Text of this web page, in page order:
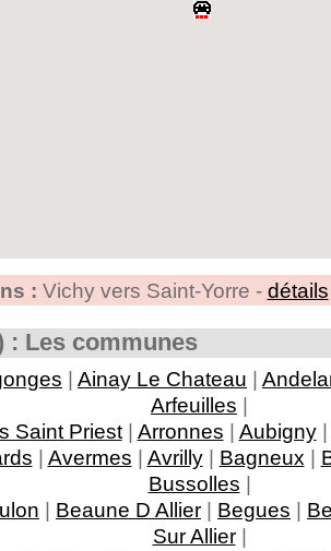
: Vichy vers Saint-Yorre - détails
: Les communes
| Ainay Le Chateau |
Arfeuilles |
Saint Priest| Arronnes | Aubigny|
| Avermes | Avrilly| Bagneux |
Bussolles |
| Beaune D Allier | Begues |
Sur Allier|